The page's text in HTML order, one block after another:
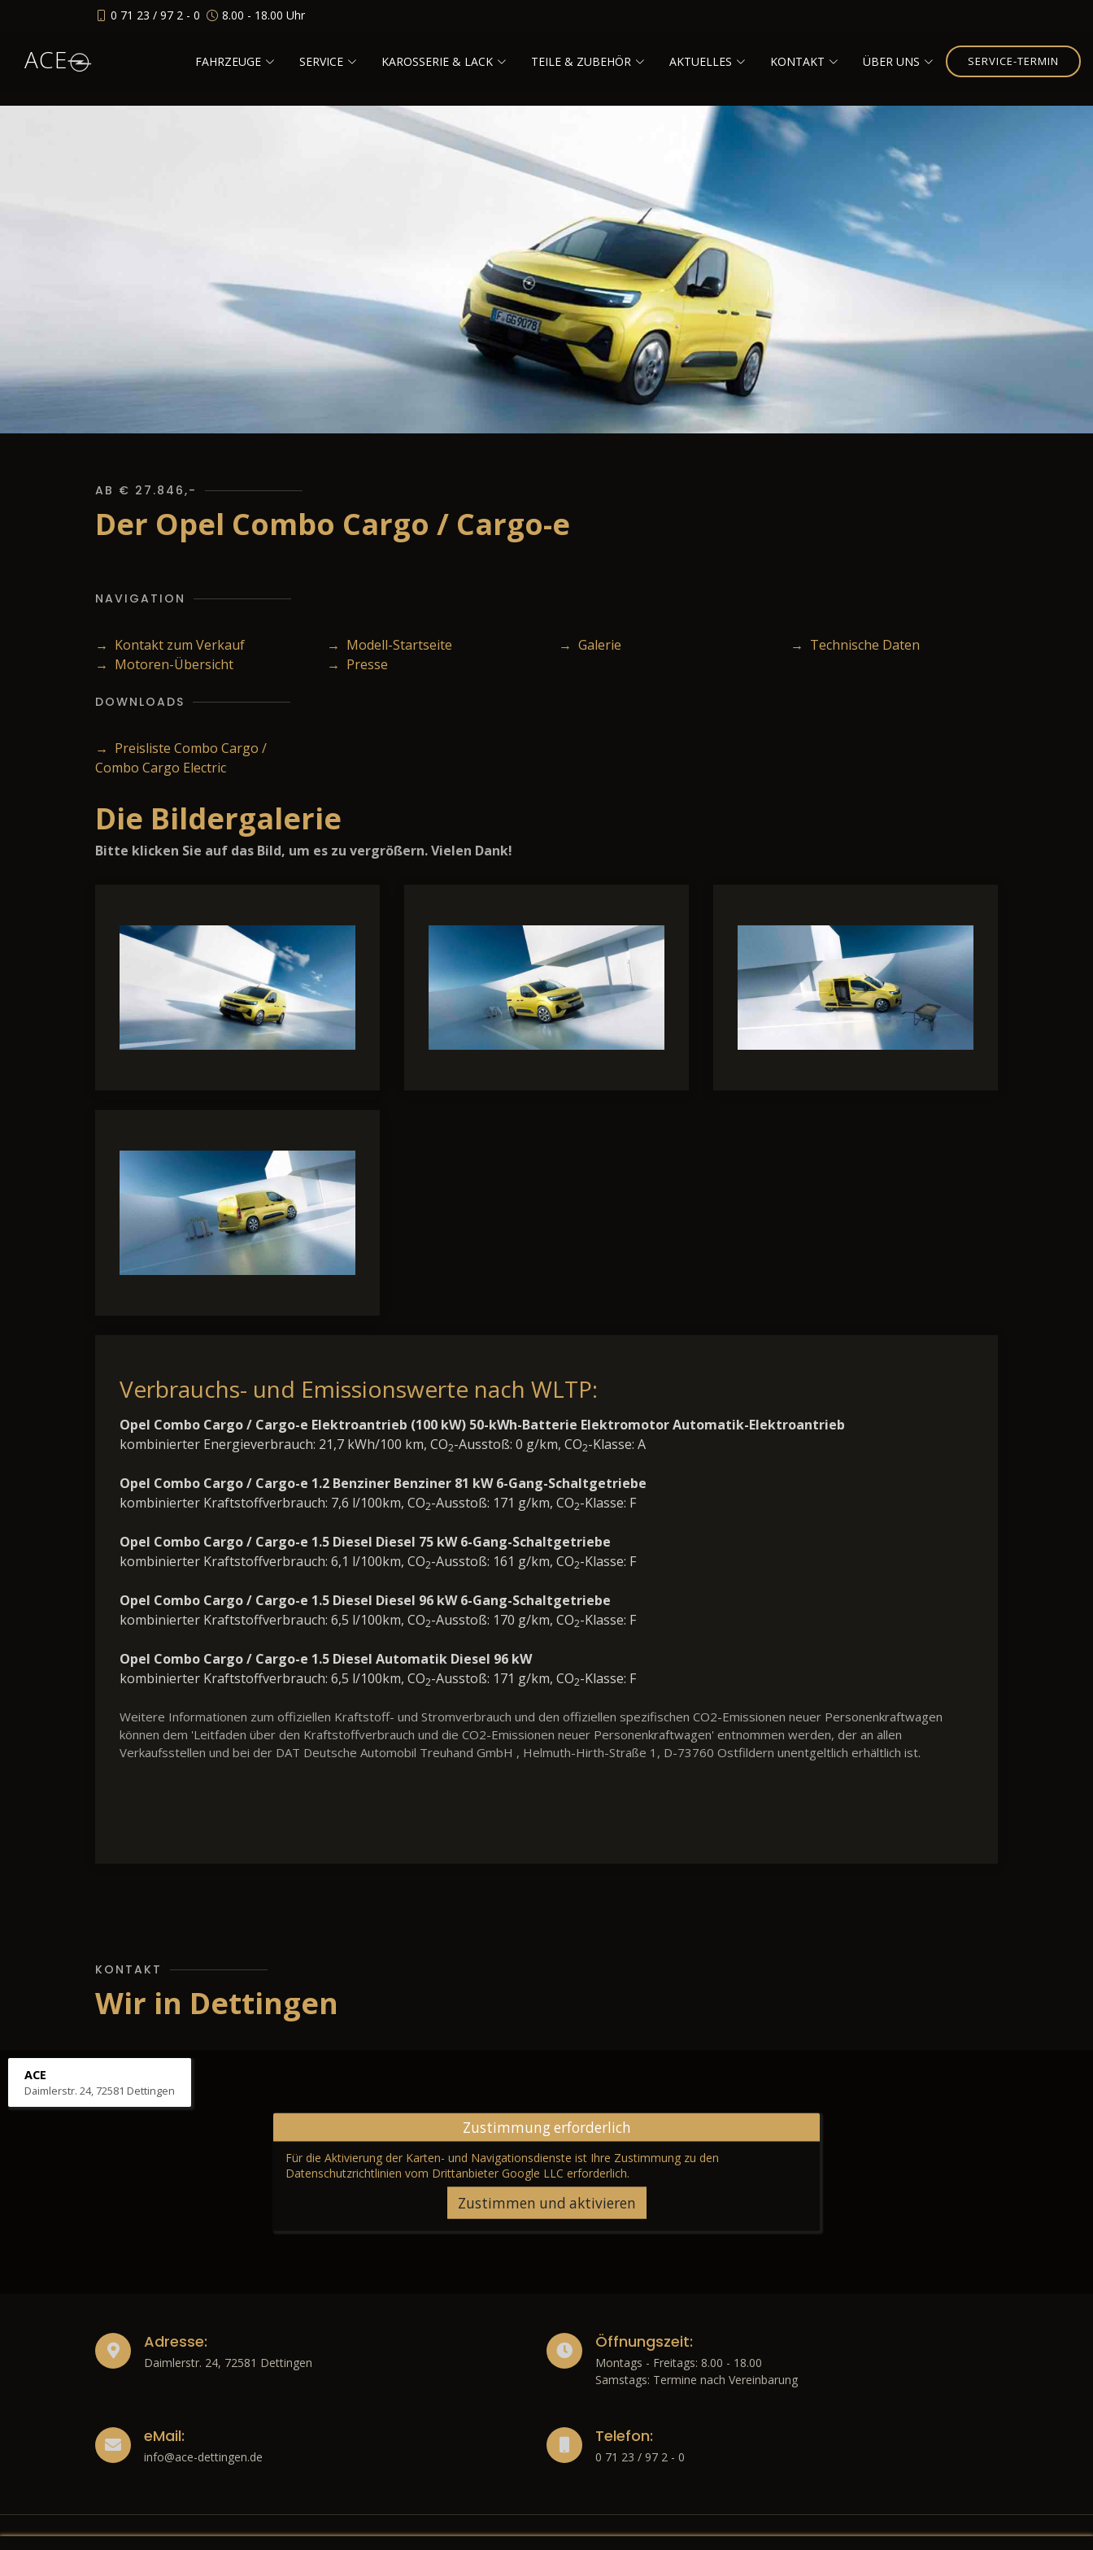
0 71 23 / 97 2 - 0 8.00 - 18.00 Uhr
ACE FAHRZEUGE SERVICE KAROSSERIE & LACK TEILE & ZUBEHÖR AKTUELLES KONTAKT ÜBER UNS SERVICE-TERMIN
AB € 27.846,-
Der Opel Combo Cargo / Cargo-e
NAVIGATION
→ Kontakt zum Verkauf → Modell-Startseite → Galerie
→ Technische Daten
→ Motoren-Übersicht
→ Presse
DOWNLOADS
→ Preisliste Combo Cargo /
Combo Cargo Electric
Die Bildergalerie
Bitte klicken Sie auf das Bild, um es zu vergrößern. Vielen Dank!
Verbrauchs- und Emissionswerte nach WLTP:
Opel Combo Cargo / Cargo-e Elektroantrieb (100 kW) 50-kWh-Batterie Elektromotor Automatik-Elektroantrieb
kombinierter Energieverbrauch: 21,7 kWh/100 km, CO2-Ausstoß: 0 g/km, CO2-Klasse: A
Opel Combo Cargo / Cargo-e 1.2 Benziner Benziner 81 kW 6-Gang-Schaltgetriebe
kombinierter Kraftstoffverbrauch: 7,6 l/100km, CO2-Ausstoß: 171 g/km, CO2-Klasse: F
Opel Combo Cargo / Cargo-e 1.5 Diesel Diesel 75 kW 6-Gang-Schaltgetriebe
kombinierter Kraftstoffverbrauch: 6,1 l/100km, CO2-Ausstoß: 161 g/km, CO2-Klasse: F
Opel Combo Cargo / Cargo-e 1.5 Diesel Diesel 96 kW 6-Gang-Schaltgetriebe
kombinierter Kraftstoffverbrauch: 6,5 l/100km, CO2-Ausstoß: 170 g/km, CO2-Klasse: F
Opel Combo Cargo / Cargo-e 1.5 Diesel Automatik Diesel 96 kW
kombinierter Kraftstoffverbrauch: 6,5 l/100km, CO2-Ausstoß: 171 g/km, CO2-Klasse: F
Weitere Informationen zum offiziellen Kraftstoff- und Stromverbrauch und den offiziellen spezifischen CO2-Emissionen neuer Personenkraftwagen
können dem 'Leitfaden über den Kraftstoffverbrauch und die CO2-Emissionen neuer Personenkraftwagen' entnommen werden, der an allen
Verkaufsstellen und bei der DAT Deutsche Automobil Treuhand GmbH , Helmuth-Hirth-Straße 1, D-73760 Ostfildern unentgeltlich erhältlich ist.
KONTAKT
Wir in Dettingen
ACE
Daimlerstr. 24, 72581 Dettingen
Zustimmung erforderlich
Für die Aktivierung der Karten- und Navigationsdienste ist Ihre Zustimmung zu den
Datenschutzrichtlinien vom Drittanbieter Google LLC erforderlich.
Zustimmen und aktivieren
Adresse:
Daimlerstr. 24, 72581 Dettingen
Öffnungszeit:
Montags - Freitags: 8.00 - 18.00
Samstags: Termine nach Vereinbarung
eMail:
info@ace-dettingen.de
Telefon:
0 71 23 / 97 2 - 0